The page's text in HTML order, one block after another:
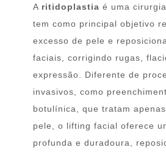
A ritidoplastia é uma
tem como principal objetivo
excesso de pele e
faciais, corrigindo rugas,
expressão. Diferente de
invasivos, como
botulínica, que tratam
pele, o lifting facial oferece
profunda e duradoura,